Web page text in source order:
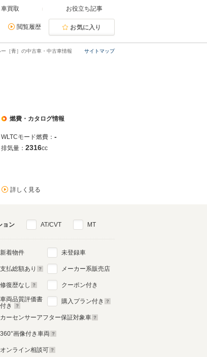
車買取 お役立ち記事
閲覧履歴 お気に入り
サイトマップ
［青］の中古車・中古車情報
燃費・カタログ情報
WLTCモード燃費： -
排気量： 2316cc
詳しく見る
ョン AT/CVT MT
新着物件
支払総額あり
修復歴なし
車両品質評価書
付き
未登録車
メーカー系販売店
クーポン付き
購入プラン付き
カーセンサーアフター保証対象車
360°画像付き車両
オンライン相談可